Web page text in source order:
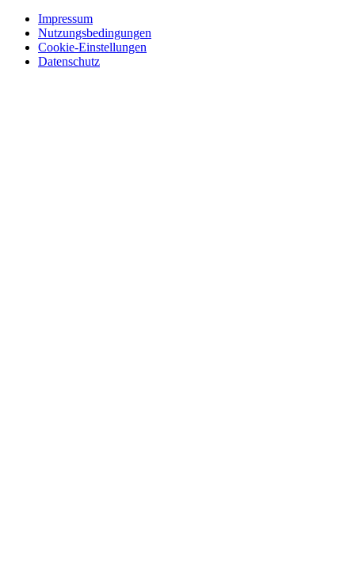
Impressum
Nutzungsbedingungen
Cookie-Einstellungen
Datenschutz